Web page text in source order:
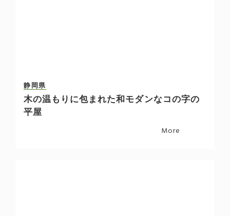
静岡県
木の温もりに包まれた和モダンなコの字の
平屋
More